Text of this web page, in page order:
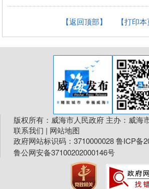
【打印本
【返回顶部】
版权所有：威海市人民政府 主办：威海
联系我们 | 网站地图
政府网站标识码：3710000028鲁ICP备
鲁公网安备37100202000146号